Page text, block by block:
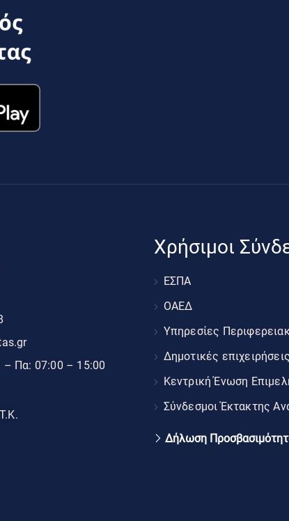
– Πα: 07:00 – 15:00
Χρήσιμοι
ΕΣΠΑ
ΟΑΕΔ
Υπηρεσίες
Δημοτικές
Κεντρική Ένωση
Σύνδεσμοι Έκτακτης
Δήλωση